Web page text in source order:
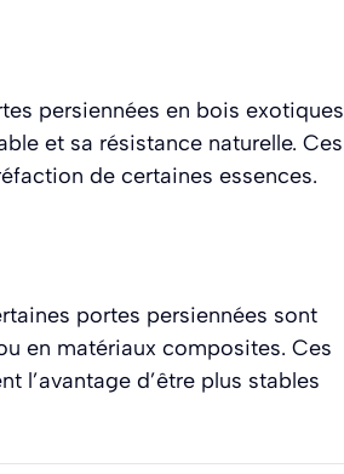
persiennées en bois exotiques
et sa résistance naturelle. Ces
de certaines essences.
portes persiennées sont
en matériaux composites. Ces
l’avantage d’être plus stables